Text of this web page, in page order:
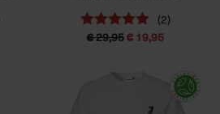
(2)
€ 29,95€ 19,95